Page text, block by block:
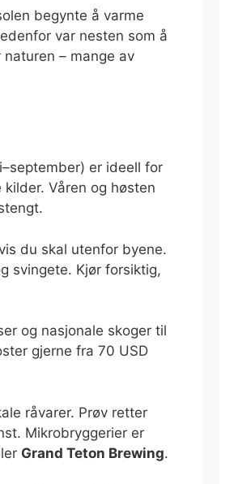
begynte å varme
var nesten som å
– mange av
er ideell for
Våren og høsten
du skal utenfor byene.
svingete. Kjør forsiktig,
og nasjonale skoger til
gjerne fra 70 USD
råvarer. Prøv retter
Mikrobryggerier er
Grand Teton Brewing.